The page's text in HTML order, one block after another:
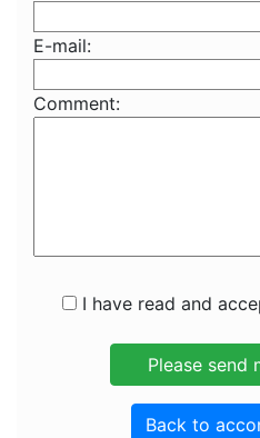
E-mail:
Comment:
I have read and
Back to